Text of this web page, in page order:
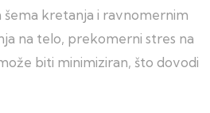
šema kretanja i ravnomernim
na telo, prekomerni stres na
biti minimiziran, što dovodi